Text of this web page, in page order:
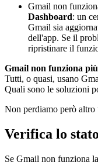
Gmail non
Dashboard: un
Gmail sia
dell'app. Se il
ripristinare il
Gmail non funziona
Tutti, o quasi, usano
Quali sono le soluzioni
Non perdiamo però altro
Verifica lo
Se Gmail non funziona